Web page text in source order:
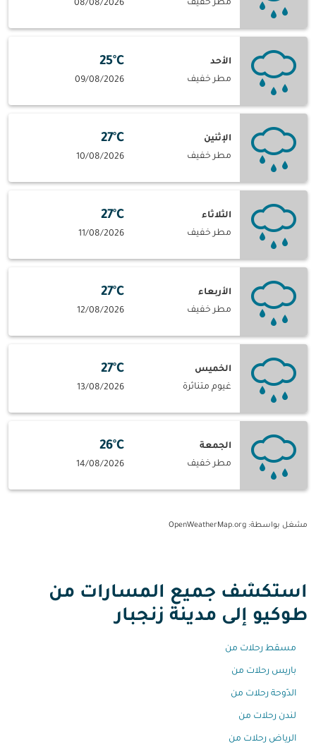
مطر خفيف 08/08/2026
الأحد
مطر خفيف
25°C
09/08/2026
الإثنين
مطر خفيف
27°C
10/08/2026
الثلاثاء
مطر خفيف
27°C
11/08/2026
الأربعاء
مطر خفيف
27°C
12/08/2026
الخميس
غيوم متناثرة
27°C
13/08/2026
الجمعة
مطر خفيف
26°C
14/08/2026
مشغل بواسطة: OpenWeatherMap.org
استكشف جميع المسارات من
طوكيو إلى مدينة زنجبار
مسقط رحلات من
باريس رحلات من
الدّوحة رحلات من
لندن رحلات من
الرياض رحلات من